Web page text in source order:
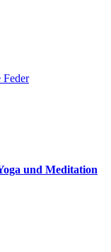
und Meditation